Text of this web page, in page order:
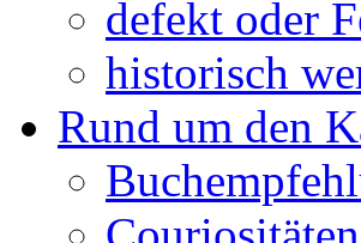
defekt oder
historisch
Rund um den